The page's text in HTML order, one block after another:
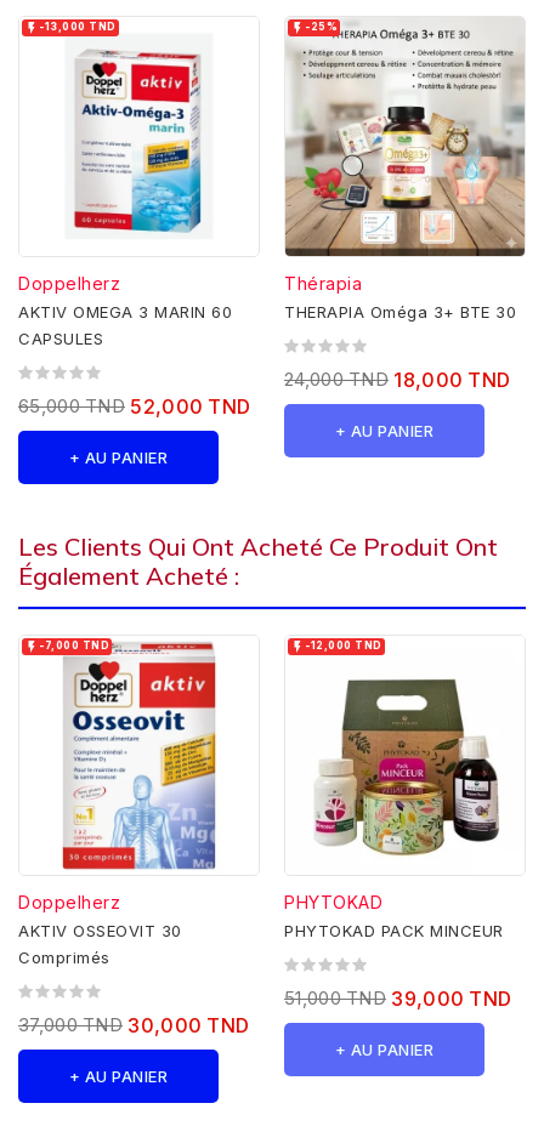
 -13,000 TND
Doppelherz
AKTIV OMEGA 3 MARIN 60
CAPSULES
65,000 TND 52,000 TND
+ AU PANIER
 -25%
Thérapia
THERAPIA Oméga 3+ BTE 30
24,000 TND 18,000 TND
+ AU PANIER
Les Clients Qui Ont Acheté Ce Produit Ont
Également Acheté :
 -7,000 TND
Doppelherz
AKTIV OSSEOVIT 30
Comprimés
37,000 TND 30,000 TND
+ AU PANIER
 -12,000 TND
PHYTOKAD
PHYTOKAD PACK MINCEUR
51,000 TND 39,000 TND
+ AU PANIER